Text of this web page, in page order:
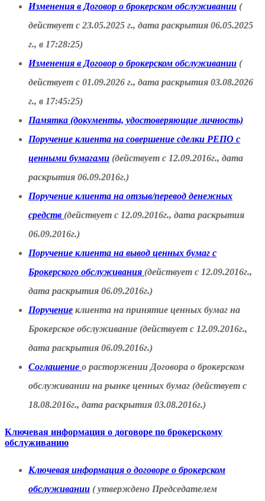
Изменения в Договор о брокерском обслуживании (
действует с 23.05.2025 г., дата раскрытия 06.05.2025
г., в 17:28:25)
Изменения в Договор о брокерском обслуживании (
действует с 01.09.2026 г., дата раскрытия 03.08.2026
г., в 17:45:25)
Памятка (документы, удостоверяющие личность)
Поручение клиента на совершение сделки РЕПО с
ценными бумагами (действует с 12.09.2016г., дата
раскрытия 06.09.2016г.)
Поручение клиента на отзыв/перевод денежных
средств (действует с 12.09.2016г., дата раскрытия
06.09.2016г.)
Поручение клиента на вывод ценных бумаг с
Брокерского обслуживания (действует с 12.09.2016г.,
дата раскрытия 06.09.2016г.)
Поручение клиента на принятие ценных бумаг на
Брокерское обслуживание (действует с 12.09.2016г.,
дата раскрытия 06.09.2016г.)
Соглашение о расторжении Договора о брокерском
обслуживании на рынке ценных бумаг (действует с
18.08.2016г., дата раскрытия 03.08.2016г.)
Ключевая информация о договоре по брокерскому
обслуживанию
Ключевая информация о договоре о брокерском
обслуживании ( утверждено Председателем